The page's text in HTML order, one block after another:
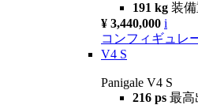
191 kg 装備
¥ 3,440,000 i
コンフィギュレ
V4 S
Panigale V4 S
216 ps 最高